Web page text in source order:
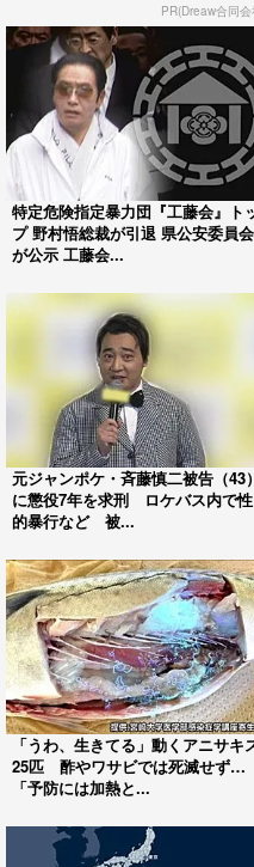
PR(Dreaw合同
特定危険指定暴力団『工藤会』ト
プ 野村悟総裁が引退 県公安委員会
が公示 工藤会...
元ジャンポケ・斉藤慎二被告（43）
に懲役7年を求刑 ロケバス内で性
的暴行など 被...
「うわ、生きてる」動くアニサキ
25匹 酢やワサビでは死滅せず…
「予防には加熱と...